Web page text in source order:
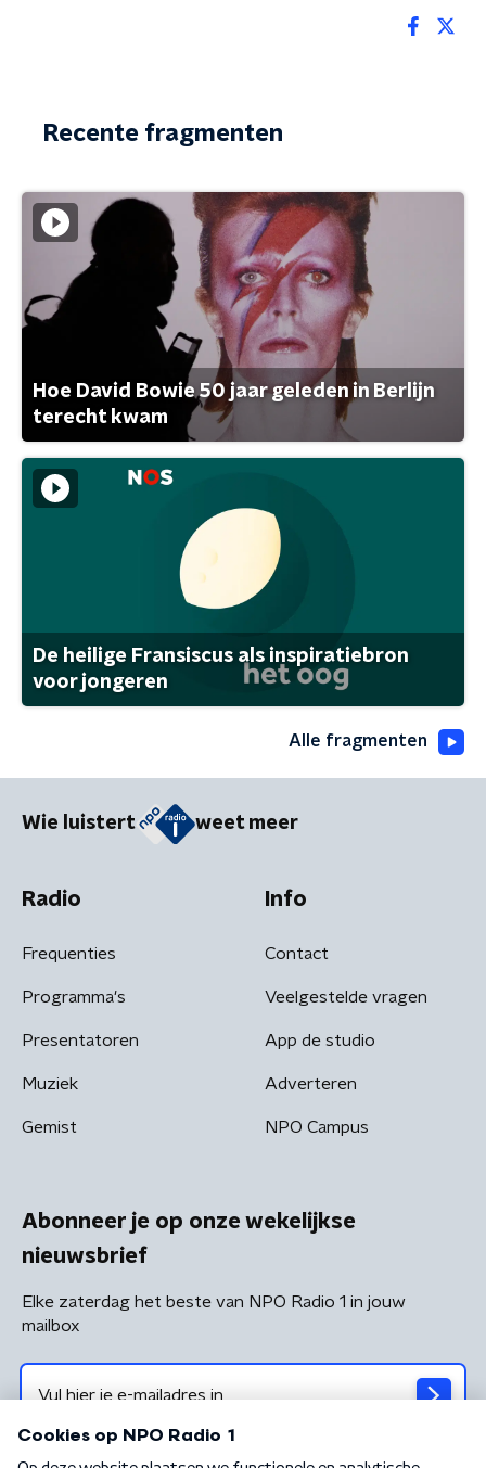
Recente fragmenten
Hoe David Bowie 50 jaar geleden in Berlijn
terecht kwam
De heilige Fransiscus als inspiratiebron
voor jongeren
Alle fragmenten
Wie luistert weet meer
Radio
Frequenties
Programma's
Presentatoren
Muziek
Gemist
Info
Contact
Veelgestelde vragen
App de studio
Adverteren
NPO Campus
Abonneer je op onze wekelijkse
nieuwsbrief
Elke zaterdag het beste van NPO Radio 1 in jouw
mailbox